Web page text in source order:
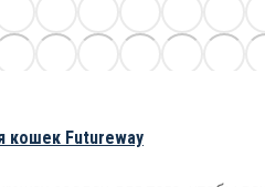
кошек Futureway